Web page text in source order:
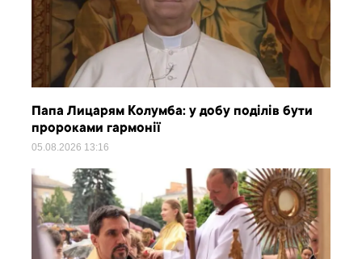
Папа Лицарям Колумба: у добу поділів бути
пророками гармонії
05.08.2026 13:16